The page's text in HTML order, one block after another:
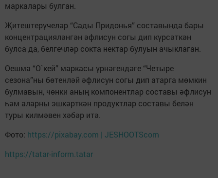
маркалары булган.
Җитештерүчеләр “Сады Придонья” составында бары
концентрацияләнгән әфлисун согы дип күрсәткән
булса да, белгечләр сокта нектар булуын ачыклаган.
Оешма “О`кей” маркасы үрнәгендәге “Четыре
сезона”ны бөтенләй әфлисун согы дип атарга мөмкин
булмавын, чөнки аның компонентлар составы әфлисун
һәм аларны эшкәрткән продуктлар составы белән
туры килмәвен хәбәр итә.
Фото: https://pixabay.com | JESHOOTScom
https://tatar-inform.tatar